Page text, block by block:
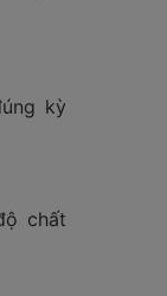
kỳ
chất